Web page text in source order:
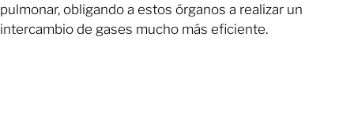
pulmonar, obligando a estos órganos a realizar un
intercambio de gases mucho más eficiente.